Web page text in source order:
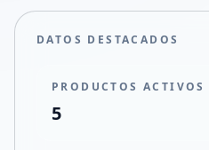
DATOS DESTACADOS
PRODUCTOS ACTIVOS
5